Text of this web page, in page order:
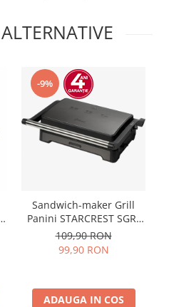
-9%
Sandwich-maker Grill
Panini STARCREST SGR-
2424BX, 1000 W, Placi
Grill cu Invelis Ceramic,
Deschidere 180°,
14 cm, Negru/Dark inox
109,90 RON
99,90 RON
ADAUGA IN COS